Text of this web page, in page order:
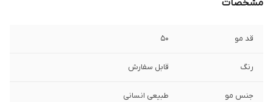
مشخصات
قد مو 50
رنگ قابل سفارش
جنس مو طبیعی انسانی